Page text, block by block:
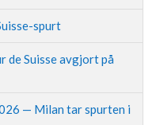
spurt
de Suisse avgjort på
— Milan tar spurten i